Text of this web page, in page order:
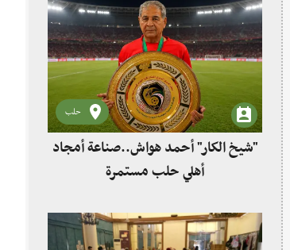
حلب
"شيخ الكار" أحمد هواش..صناعة أمجاد
أهلي حلب مستمرة